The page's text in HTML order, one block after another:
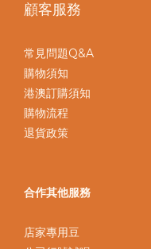
顧客服務
常見問題Q&A
購物須知
港澳訂購須知
購物流程
退貨政策
合作其他服務
店家專用豆